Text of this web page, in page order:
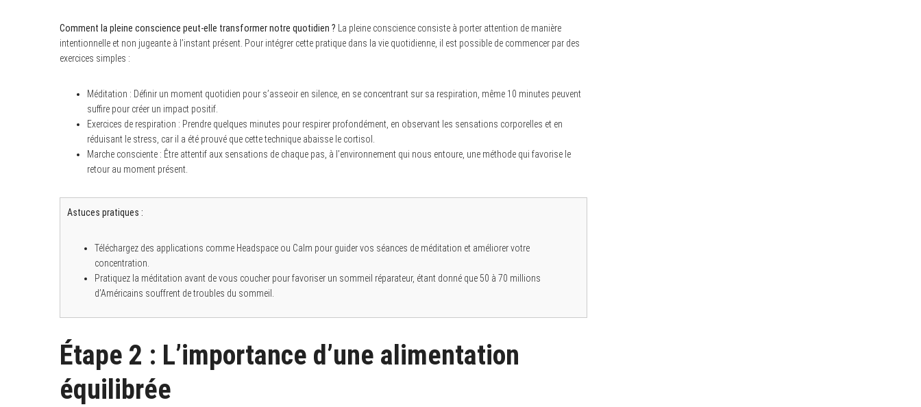
Comment la pleine conscience peut-elle transformer notre quotidien ? La pleine conscience consiste à porter attention de manière
intentionnelle et non jugeante à l’instant présent. Pour intégrer cette pratique dans la vie quotidienne, il est possible de commencer par des
exercices simples :
Méditation : Définir un moment quotidien pour s’asseoir en silence, en se concentrant sur sa respiration, même 10 minutes peuvent
suffire pour créer un impact positif.
Exercices de respiration : Prendre quelques minutes pour respirer profondément, en observant les sensations corporelles et en
réduisant le stress, car il a été prouvé que cette technique abaisse le cortisol.
Marche consciente : Être attentif aux sensations de chaque pas, à l’environnement qui nous entoure, une méthode qui favorise le
retour au moment présent.
Astuces pratiques :
Téléchargez des applications comme Headspace ou Calm pour guider vos séances de méditation et améliorer votre
concentration.
Pratiquez la méditation avant de vous coucher pour favoriser un sommeil réparateur, étant donné que 50 à 70 millions
d’Américains souffrent de troubles du sommeil.
Étape 2 : L’importance d’une alimentation
équilibrée
S